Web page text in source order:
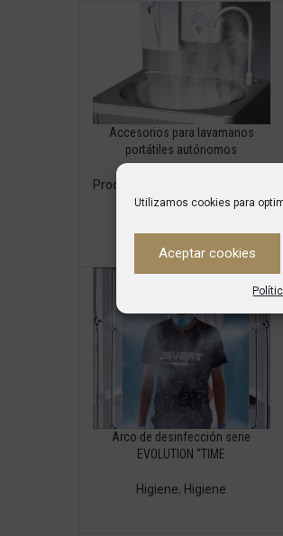
Utilizamos cookies para
Aceptar cookies
Accesorios para lavamanos
portátiles autónomos
Productos
Arco de desinfección serie
EVOLUTION “TIME
Higiene, Higiene